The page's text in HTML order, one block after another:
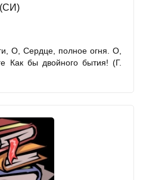
(СИ)
О, Сердце, полное огня. О,
Как бы двойного бытия! (Г.